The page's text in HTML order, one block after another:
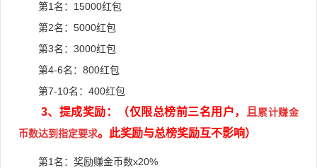
第1名： 15000红包
第2名：5000红包
第3名：3000红包
第4-6名：800红包
第7-10名：400红包
3、提成奖励：（仅限总榜前三名用户， 且 累计赚金
币数达到指定要求。此奖励与总榜奖励互不影响）
第1名：奖励赚金币数x20%